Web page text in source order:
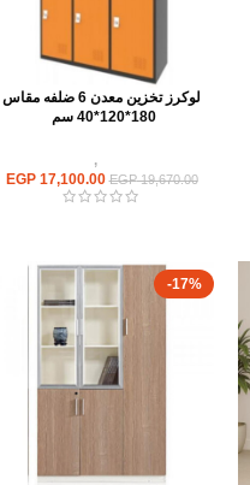
لوكرز تخزين معدن 6 ضلفه مقاس
180*120*40 سم
,
EGP19,670.00
EGP17,100.00
-17%